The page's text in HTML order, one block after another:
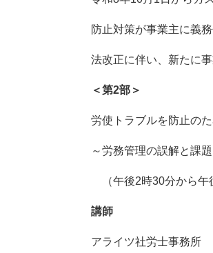
防止対策が事業主に義務
法改正に伴い、新たに
＜第2部＞
労使トラブルを防止の
～労務管理の誤解と
（午後2時30分から午
講師
アライツ社労士事務所